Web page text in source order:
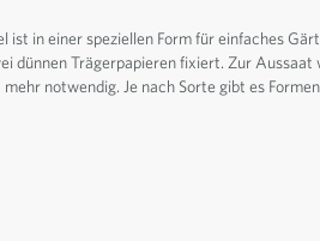
ist in einer speziellen Form für einfaches
dünnen Trägerpapieren fixiert. Zur Aussaat
notwendig. Je nach Sorte gibt es